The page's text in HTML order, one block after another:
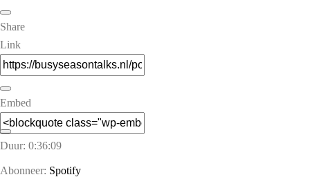
Share
Link
Embed
Duur: 0:36:09
Abonneer: Spotify